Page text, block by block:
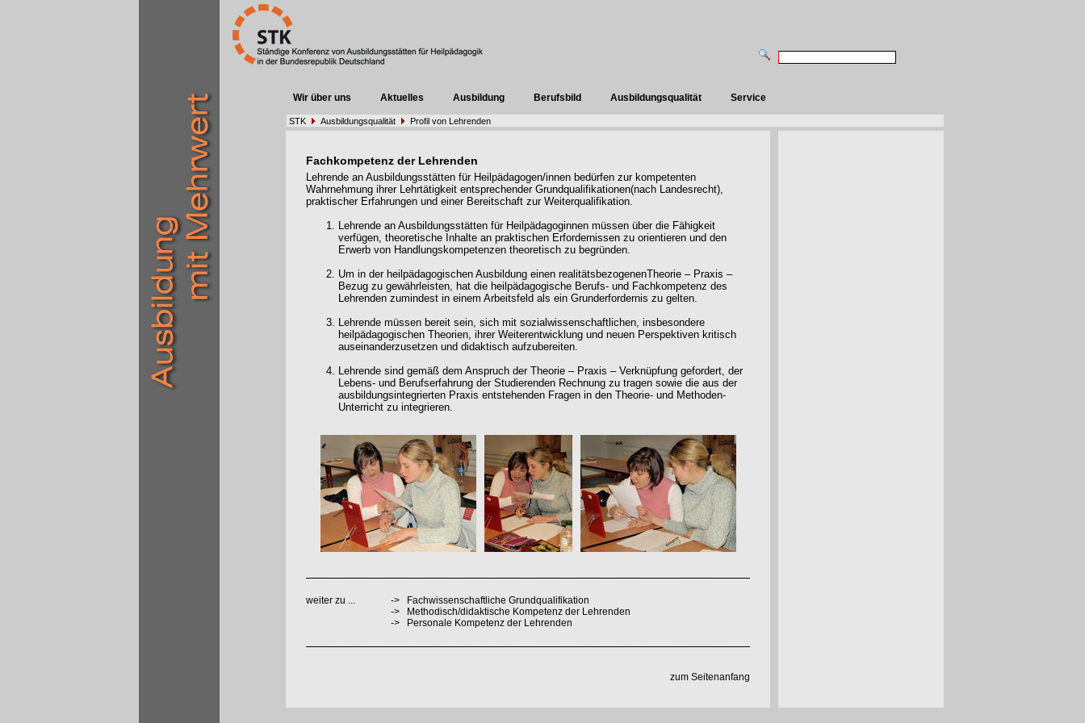
Wir über uns Aktuelles Ausbildung Berufsbild Ausbildungsqualität Service
STK Ausbildungsqualität Profil von Lehrenden
Fachkompetenz der Lehrenden
Lehrende an Ausbildungsstätten für Heilpädagogen/innen bedürfen zur kompetenten
Wahrnehmung ihrer Lehrtätigkeit entsprechender Grundqualifikationen(nach Landesrecht),
praktischer Erfahrungen und einer Bereitschaft zur Weiterqualifikation.
Lehrende an Ausbildungsstätten für Heilpädagoginnen müssen über die Fähigkeit
verfügen, theoretische Inhalte an praktischen Erfordernissen zu orientieren und den
Erwerb von Handlungskompetenzen theoretisch zu begründen.
Um in der heilpädagogischen Ausbildung einen realitätsbezogenenTheorie – Praxis –
Bezug zu gewährleisten, hat die heilpädagogische Berufs- und Fachkompetenz des
Lehrenden zumindest in einem Arbeitsfeld als ein Grunderfordernis zu gelten.
Lehrende müssen bereit sein, sich mit sozialwissenschaftlichen, insbesondere
heilpädagogischen Theorien, ihrer Weiterentwicklung und neuen Perspektiven kritisch
auseinanderzusetzen und didaktisch aufzubereiten.
Lehrende sind gemäß dem Anspruch der Theorie – Praxis – Verknüpfung gefordert, der
Lebens- und Berufserfahrung der Studierenden Rechnung zu tragen sowie die aus der
ausbildungsintegrierten Praxis entstehenden Fragen in den Theorie- und Methoden-
Unterricht zu integrieren.
weiter zu ... ->
Fachwissenschaftliche Grundqualifikation
->
Methodisch/didaktische Kompetenz der Lehrenden
->
Personale Kompetenz der Lehrenden
zum Seitenanfang